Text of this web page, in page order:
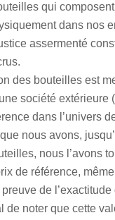
qui
dans nos
assermenté
des bouteilles est
société extérieure
dans l’univers
nous avons,
nous l’avons
de référence,
de l’exactitude
de noter que cette